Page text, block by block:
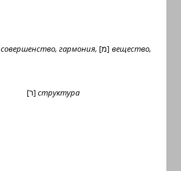
совершенство, гармония, [מ] вещество,
[ר]структура